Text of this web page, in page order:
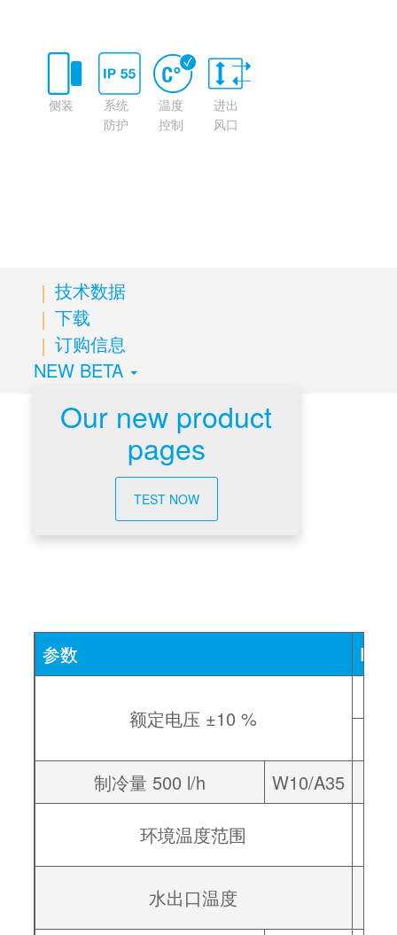
侧装
系统
防护
温度
控制
进出
风口
技术数据
下载
订购信息
NEW BETA
Our new product
pages
TEST NOW
技术数据
参数
额定电压 ±10 %
制冷量 500 l/h
W10/A35
环境温度范围
水出口温度